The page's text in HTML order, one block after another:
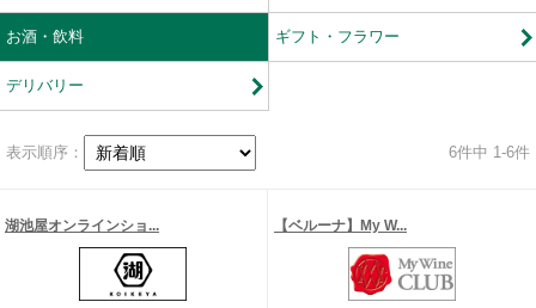
お酒・飲料 ギフト・フラワー
デリバリー
表示順序： 6件中 1-6件
湖池屋オンラインショ... 【ベルーナ】My W...